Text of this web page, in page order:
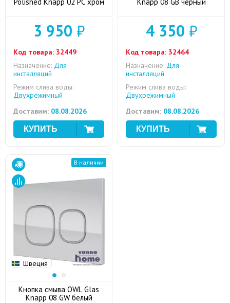
3 950 ₽
Код товара: 32449
Назначение: Для
инсталляций
Режим слива воды:
Двухрежимный
Доставим: 08.08.2026
4 350 ₽
Код товара: 32464
Назначение: Для
инсталляций
Режим слива воды:
Двухрежимный
Доставим: 08.08.2026
Швеция
В наличии
Кнопка смыва OWL Glas
Knapp 08 GW белый